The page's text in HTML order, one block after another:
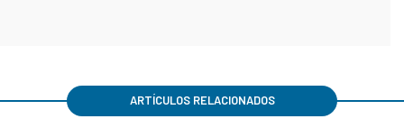
ARTÍCULOS RELACIONADOS